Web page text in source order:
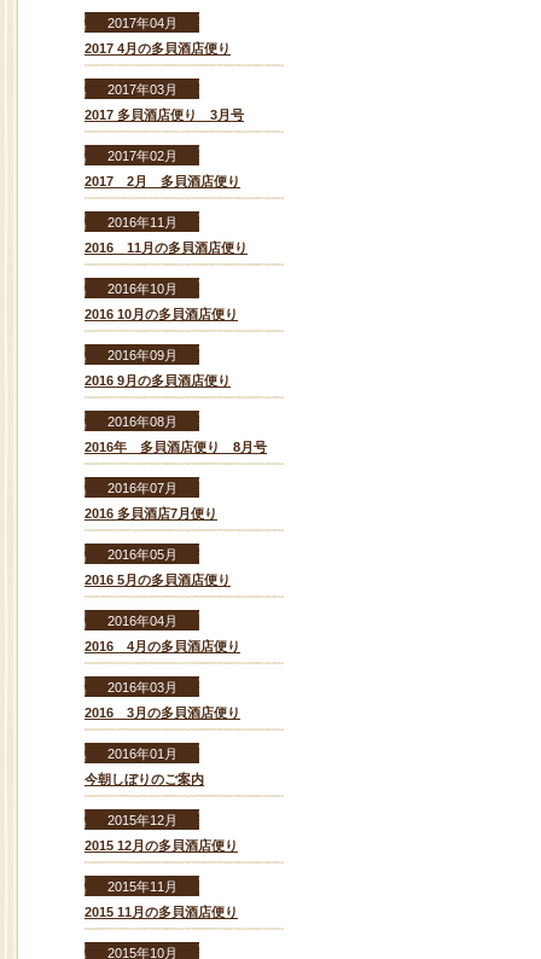
2017年04月
2017 4月の多貝酒店便り
2017年03月
2017 多貝酒店便り 3月号
2017年02月
2017 2月 多貝酒店便り
2016年11月
2016 11月の多貝酒店便り
2016年10月
2016 10月の多貝酒店便り
2016年09月
2016 9月の多貝酒店便り
2016年08月
2016年 多貝酒店便り 8月号
2016年07月
2016 多貝酒店7月便り
2016年05月
2016 5月の多貝酒店便り
2016年04月
2016 4月の多貝酒店便り
2016年03月
2016 3月の多貝酒店便り
2016年01月
今朝しぼりのご案内
2015年12月
2015 12月の多貝酒店便り
2015年11月
2015 11月の多貝酒店便り
2015年10月